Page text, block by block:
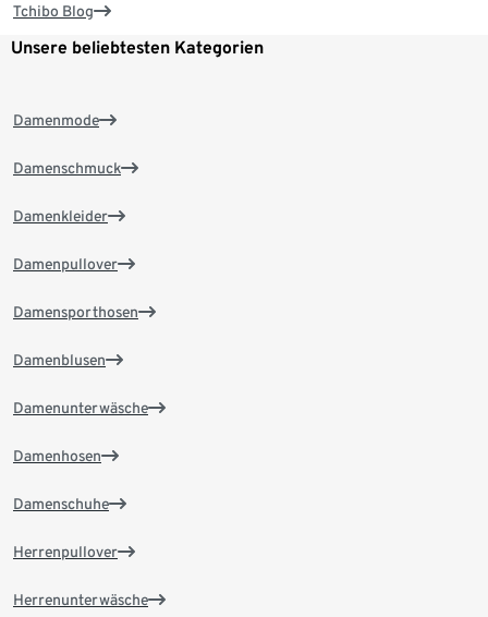
Tchibo Blog
Unsere beliebtesten Kategorien
Damenmode
Damenschmuck
Damenkleider
Damenpullover
Damensporthosen
Damenblusen
Damenunterwäsche
Damenhosen
Damenschuhe
Herrenpullover
Herrenunterwäsche